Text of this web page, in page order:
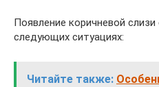
Появление коричневой
следующих ситуациях:
Читайте также: